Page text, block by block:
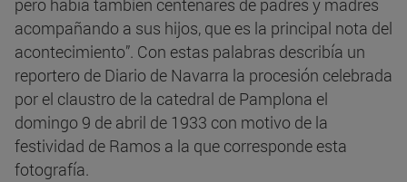
pero había también centenares de padres y madres
acompañando a sus hijos, que es la principal nota del
acontecimiento”. Con estas palabras describía un
reportero de Diario de Navarra la procesión celebrada
por el claustro de la catedral de Pamplona el
domingo 9 de abril de 1933 con motivo de la
festividad de Ramos a la que corresponde esta
fotografía.